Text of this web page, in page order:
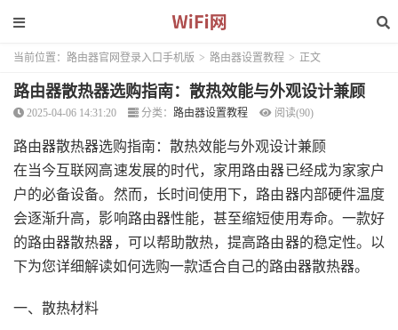
当前位置： 路由器官网登录入口手机版 > 路由器设置教程 > 正文
路由器散热器选购指南：散热效能与外观设计兼顾
2025-04-06 14:31:20 分类： 路由器设置教程 阅读(90)
路由器散热器选购指南：散热效能与外观设计兼顾
在当今互联网高速发展的时代，家用路由器已经成为家家户
户的必备设备。然而，长时间使用下，路由器内部硬件温度
会逐渐升高，影响路由器性能，甚至缩短使用寿命。一款好
的路由器散热器，可以帮助散热，提高路由器的稳定性。以
下为您详细解读如何选购一款适合自己的路由器散热器。
一、散热材料